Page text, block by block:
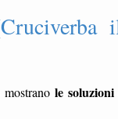
mostrano le